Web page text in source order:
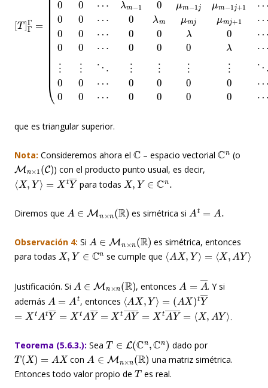
[T]Γ 10 00 1 μ 1⋯ r−1 r0λ 00μ2 j + 1
μ2r− r⋮ ⋮⋱ ⋮ ⋮ ⋮⋱ ⋮0 ⋯λm μm− 1 m
μm− 1μ −1 0⋯ m μm 1⋯μ −1μm 0
000 0⋮ ⋮⋱ ⋮ ⋮ ⋮⋱ ⋮0 ⋯000 ⋯λ00 0 0
que es triangular superior.
Nota: Consideremos ahora el
C
– espacio vectorial
Cn
(o
Mn×1(C)
) con el producto punto usual, es decir,
⟨X,Y⟩=XtY―
para todas
X,Y∈ Cn.
Diremos que
A M n R)
es simétrica si
At=
Observación 4: Si
A M n R)
es simétrica, entonces
para todas
X,Y∈C n
se cumple que
⟨AX,Y⟩=⟨ X,AY⟩
Justificación. Si
A M n R)
, entonces
A ―
. Y si
además
A=At
, entonces
⟨AX,Y⟩=(AX)tY―
=XtAtY―= tAY ― =XtA―Y―=XtAY―=⟨X,A Y⟩
.
Teorema (5.6.3.): Sea
T∈ (Cn,C n)
dado por
T(X)=AX
con
A∈M n× n(R)
una matriz simétrica.
Entonces todo valor propio de
T
es real.